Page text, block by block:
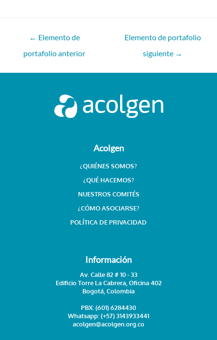
← Elemento de
portafolio anterior
Elemento de portafolio
siguiente →
Acolgen
¿QUIÉNES SOMOS?
¿QUÉ HACEMOS?
NUESTROS COMITÉS
¿CÓMO ASOCIARSE?
POLÍTICA DE PRIVACIDAD
Información
Av. Calle 82 # 10 - 33
Edificio Torre La Cabrera, Oficina 402
Bogotá, Colombia
PBX:(601) 6284430
Whatsapp:(+57) 3143933441
acolgen@acolgen.org.co